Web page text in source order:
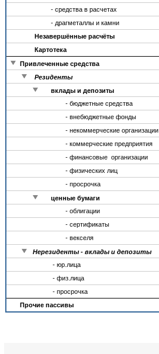
- средства в расчетах
- драгметаллы и камни
Незавершённые расчёты
Картотека
Привлеченные средства
Резиденты
вклады и депозиты
- бюджетные средства
- внебюджетные фонды
- некоммерческие организации
- коммерческие предприятия
- финансовые организации
- физических лиц
- просрочка
ценные бумаги
- облигации
- сертификаты
- векселя
Нерезиденты - вклады и депозиты
- юр.лица
- физ.лица
- просрочка
Прочие пассивы